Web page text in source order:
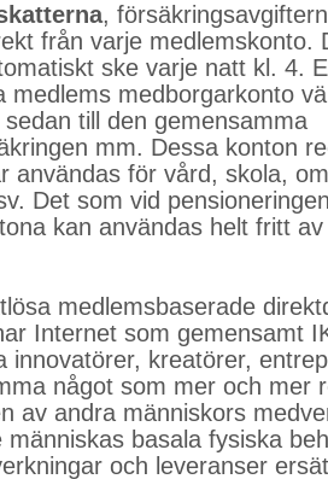
,
från varje medlemskonto.
ske varje natt kl. 4.
medlems medborgarkonto
till den gemensamma
mm. Dessa konton
användas för vård, skola,
Det som vid
kan användas helt fritt
medlemsbaserade
Internet som gemensamt
innovatörer, kreatörer,
något som mer och mer
av andra människors
människas basala fysiska
och leveranser